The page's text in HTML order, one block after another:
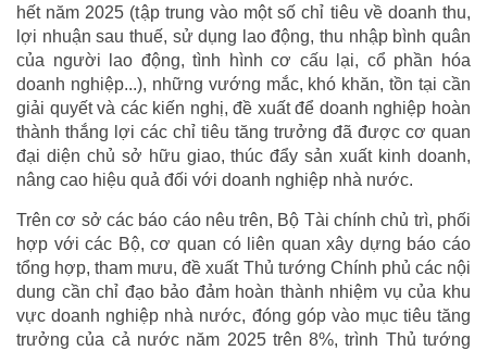
hết năm 2025 (tập trung vào một số chỉ tiêu về doanh thu,
lợi nhuận sau thuế, sử dụng lao động, thu nhập bình quân
của người lao động, tình hình cơ cấu lại, cổ phần hóa
doanh nghiệp...), những vướng mắc, khó khăn, tồn tại cần
giải quyết và các kiến nghị, đề xuất để doanh nghiệp hoàn
thành thắng lợi các chỉ tiêu tăng trưởng đã được cơ quan
đại diện chủ sở hữu giao, thúc đẩy sản xuất kinh doanh,
nâng cao hiệu quả đối với doanh nghiệp nhà nước.
Trên cơ sở các báo cáo nêu trên, Bộ Tài chính chủ trì, phối
hợp với các Bộ, cơ quan có liên quan xây dựng báo cáo
tổng hợp, tham mưu, đề xuất Thủ tướng Chính phủ các nội
dung cần chỉ đạo bảo đảm hoàn thành nhiệm vụ của khu
vực doanh nghiệp nhà nước, đóng góp vào mục tiêu tăng
trưởng của cả nước năm 2025 trên 8%, trình Thủ tướng